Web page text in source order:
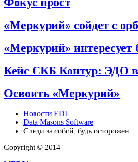
«Меркурий» сойдет с
«Меркурий» интересует
Кейс СКБ Контур: ЭДО в
Освоить «Меркурий»
Новости EDI
Data Masons Software
Следи за собой, будь осторожен
Copyright © 2014